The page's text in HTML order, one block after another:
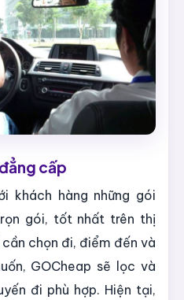
cấp
khách hàng những gói
gói, tốt nhất trên thị
chọn đi, điểm đến và
GOCheap sẽ lọc và
đi phù hợp. Hiện tại,